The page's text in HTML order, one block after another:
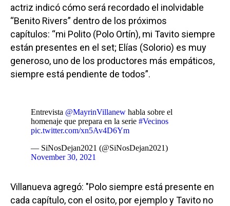
actriz indicó cómo será recordado el inolvidable
“Benito Rivers” dentro de los próximos
capítulos: “mi Polito (Polo Ortín), mi Tavito siempre
están presentes en el set; Elías (Solorio) es muy
generoso, uno de los productores más empáticos,
siempre está pendiente de todos”.
Entrevista @MayrinVillanew habla sobre el
homenaje que prepara en la serie #Vecinos
pic.twitter.com/xn5Av4D6Ym
— SiNosDejan2021 (@SiNosDejan2021)
November 30, 2021
Villanueva agregó: "Polo siempre está presente en
cada capítulo, con el osito, por ejemplo y Tavito no